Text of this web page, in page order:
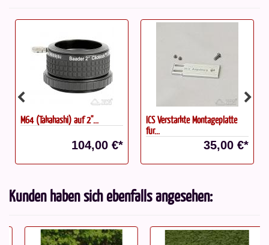
M64 (Takahashi) auf 2''...
104,00 €*
ICS Verstärkte Montageplatte
für...
35,00 €*
Kunden haben sich ebenfalls angesehen: